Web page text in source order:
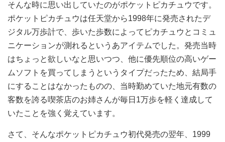
そんな時に思い出していたのがポケットピカチュウです。
ポケットピカチュウは任天堂から1998年に発売されたデ
ジタル万歩計で、歩いた歩数によってピカチュウとコミュ
ニケーションが測れるというあアイテムでした。発売当時
はちょっと欲しいなと思いつつ、他に優先順位の高いゲー
ムソフトを買ってしまうというタイプだったため、結局手
にすることはなかったものの、当時勤めていた地元有数の
客数を誇る喫茶店のお姉さんが毎日1万歩を軽く達成して
いたことを強く覚えています。
さて、そんなポケットピカチュウ初代発売の翌年、1999